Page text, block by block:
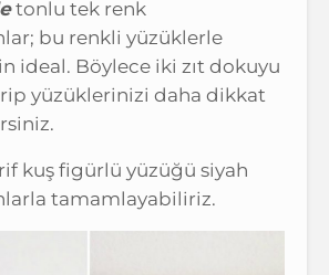
tonlu tek renk
bu renkli yüzüklerle
ideal. Böylece iki zıt dokuyu
yüzüklerinizi daha dikkat
kuş figürlü yüzüğü siyah
tamamlayabiliriz.